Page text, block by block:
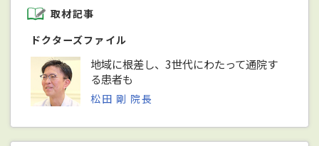
取材記事
ドクターズファイル
地域に根差し、3世代にわたって通院す
る患者も
松田 剛 院長